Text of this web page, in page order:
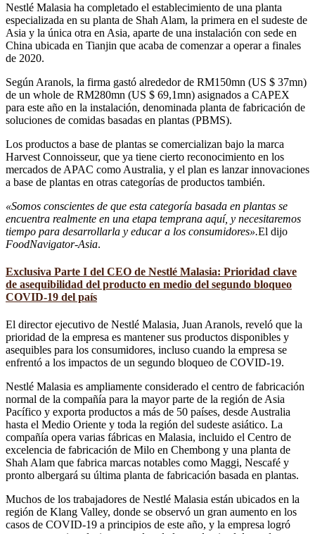
Nestlé Malasia ha completado el establecimiento de una planta
especializada en su planta de Shah Alam, la primera en el sudeste de
Asia y la única otra en Asia, aparte de una instalación con sede en
China ubicada en Tianjin que acaba de comenzar a operar a finales
de 2020.
Según Aranols, la firma gastó alrededor de RM150mn (US $ 37mn)
de un whole de RM280mn (US $ 69,1mn) asignados a CAPEX
para este año en la instalación, denominada planta de fabricación de
soluciones de comidas basadas en plantas (PBMS).
Los productos a base de plantas se comercializan bajo la marca
Harvest Connoisseur, que ya tiene cierto reconocimiento en los
mercados de APAC como Australia, y el plan es lanzar innovaciones
a base de plantas en otras categorías de productos también.
«Somos conscientes de que esta categoría basada en plantas se
encuentra realmente en una etapa temprana aquí, y necesitaremos
tiempo para desarrollarla y educar a los consumidores».El dijo
FoodNavigator-Asia.
Exclusiva Parte I del CEO de Nestlé Malasia: Prioridad clave
de asequibilidad del producto en medio del segundo bloqueo
COVID-19 del país
El director ejecutivo de Nestlé Malasia, Juan Aranols, reveló que la
prioridad de la empresa es mantener sus productos disponibles y
asequibles para los consumidores, incluso cuando la empresa se
enfrentó a los impactos de un segundo bloqueo de COVID-19.
Nestlé Malasia es ampliamente considerado el centro de fabricación
normal de la compañía para la mayor parte de la región de Asia
Pacífico y exporta productos a más de 50 países, desde Australia
hasta el Medio Oriente y toda la región del sudeste asiático. La
compañía opera varias fábricas en Malasia, incluido el Centro de
excelencia de fabricación de Milo en Chembong y una planta de
Shah Alam que fabrica marcas notables como Maggi, Nescafé y
pronto albergará su última planta de fabricación basada en plantas.
Muchos de los trabajadores de Nestlé Malasia están ubicados en la
región de Klang Valley, donde se observó un gran aumento en los
casos de COVID-19 a principios de este año, y la empresa logró